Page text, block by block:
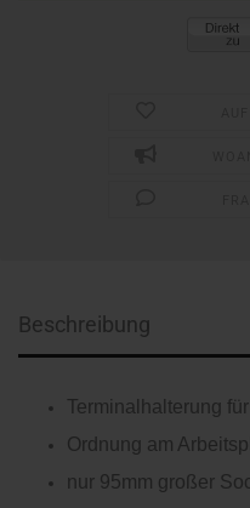
Beschreibung
Terminalhalterung
Ordnung am
nur 95mm großer